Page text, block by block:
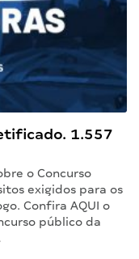
1.557
o Concurso
exigidos para os
Confira AQUI o
público da